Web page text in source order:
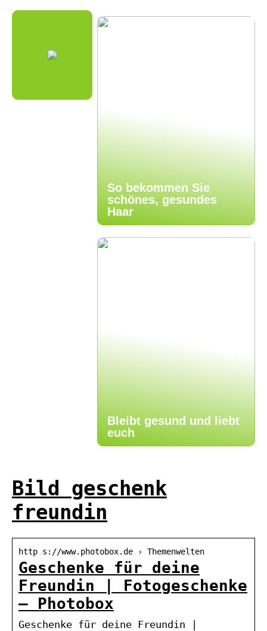
So bekommen Sie
schönes, gesundes
Haar
Bleibt gesund und liebt
euch
Bild geschenk
freundin
http s://www.photobox.de › Themenwelten
Geschenke für deine
Freundin | Fotogeschenke
– Photobox
Geschenke für deine Freundin |